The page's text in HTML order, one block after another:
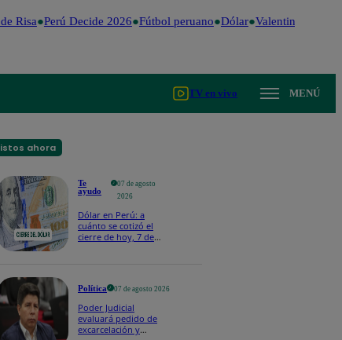
Risa Perú Decide 2026 Fútbol peruano Dólar Valentina Valiente
TV en vivo MENÚ
ahora
Te
ayudo
07 de agosto
2026
Dólar en Perú: a
cuánto se cotizó el
cierre de hoy, 7 de
Política 07 de agosto 2026
Poder Judicial
evaluará pedido de
excarcelación y